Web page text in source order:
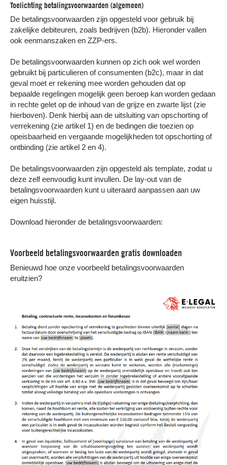
Toelichting betalingsvoorwaarden (algemeen)
De betalingsvoorwaarden zijn opgesteld voor gebruik bij
zakelijke debiteuren, zoals bedrijven (b2b). Hieronder vallen
ook eenmanszaken en ZZP-ers.
De betalingsvoorwaarden kunnen op zich ook wel worden
gebruikt bij particulieren of consumenten (b2c), maar in dat
geval moet er rekening mee worden gehouden dat op
bepaalde regelingen mogelijk geen beroep kan worden gedaan
in rechte gelet op de inhoud van de grijze en zwarte lijst (zie
hierboven). Denk hierbij aan de uitsluiting van opschorting of
verrekening (zie artikel 1) en de bedingen die toezien op
opeisbaarheid en vergaande mogelijkheden tot opschorting of
ontbinding (zie artikel 2 en 4).
De betalingsvoorwaarden zijn opgesteld als template, zodat u
deze zelf eenvoudig kunt invullen. De lay-out van de
betalingsvoorwaarden kunt u uiteraard aanpassen aan uw
eigen huisstijl.
Download hieronder de betalingsvoorwaarden:
Voorbeeld betalingsvoorwaarden gratis downloaden
Benieuwd hoe onze voorbeeld betalingsvoorwaarden
eruitzien?